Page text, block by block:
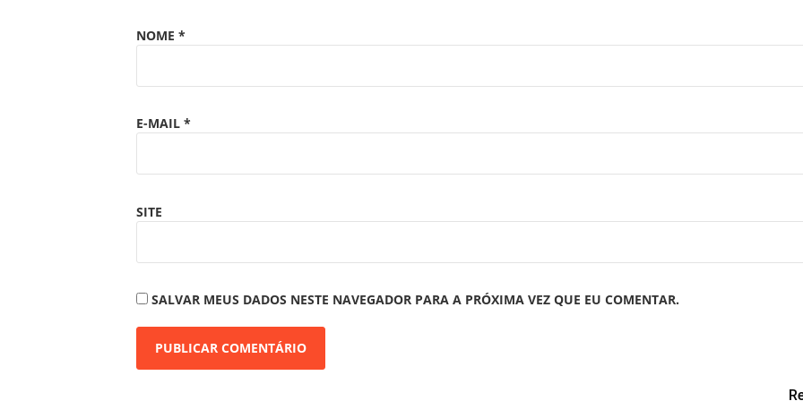
NOME *
E-MAIL *
SITE
SALVAR MEUS DADOS NESTE NAVEGADOR PARA A PRÓXIMA VEZ QUE EU COMENTAR.